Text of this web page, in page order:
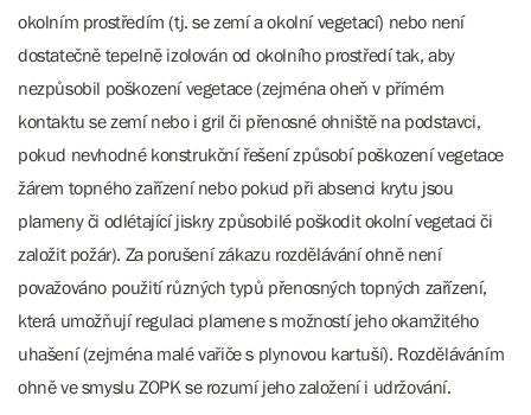
okolním prostředím (tj. se zemí a okolní vegetací) nebo není
dostatečně tepelně izolován od okolního prostředí tak, aby
nezpůsobil poškození vegetace (zejména oheň v přímém
kontaktu se zemí nebo i gril či přenosné ohniště na podstavci,
pokud nevhodné konstrukční řešení způsobí poškození vegetace
žárem topného zařízení nebo pokud při absenci krytu jsou
plameny či odlétající jiskry způsobilé poškodit okolní vegetaci či
založit požár). Za porušení zákazu rozdělávání ohně není
považováno použití různých typů přenosných topných zařízení,
která umožňují regulaci plamene s možností jeho okamžitého
uhašení (zejména malé vařiče s plynovou kartuší). Rozděláváním
ohně ve smyslu ZOPK se rozumí jeho založení i udržování.